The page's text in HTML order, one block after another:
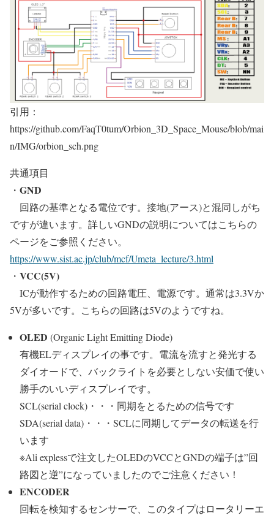
引用：
https://github.com/FaqT0tum/Orbion_3D_Space_Mouse/blob/mai
n/IMG/orbion_sch.png
共通項目
・ GND
回路の基準となる電位です。接地(アース)と混同しがち
ですが違います。詳しいGNDの説明についてはこちらの
ページをご参照ください。
https://www.sist.ac.jp/club/mcf/Umeta_lecture/3.html
・ VCC(5V)
ICが動作するための回路電圧、電源です。通常は3.3Vか
5Vが多いです。こちらの回路は5Vのようですね。
OLED (Organic Light Emitting Diode)
有機ELディスプレイの事です。電流を流すと発光する
ダイオードで、バックライトを必要としない安価で使い
勝手のいいディスプレイです。
SCL(serial clock)・・・同期をとるための信号です
SDA(serial data)・・・SCLに同期してデータの転送を行
います
※Ali explessで注文したOLEDのVCCとGNDの端子は”回
路図と逆”になっていましたのでご注意ください！
ENCODER
回転を検知するセンサーで、このタイプはロータリーエ